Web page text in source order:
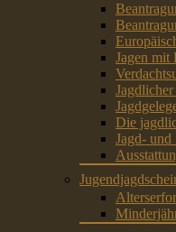
Jagen mit
Die
Jagd- und